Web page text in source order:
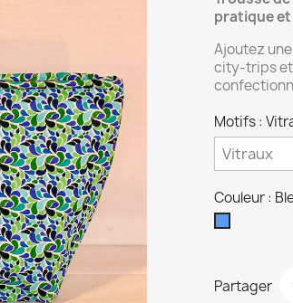
pratique
Ajoutez
city-trips et
Motifs :
Couleur :
Partager